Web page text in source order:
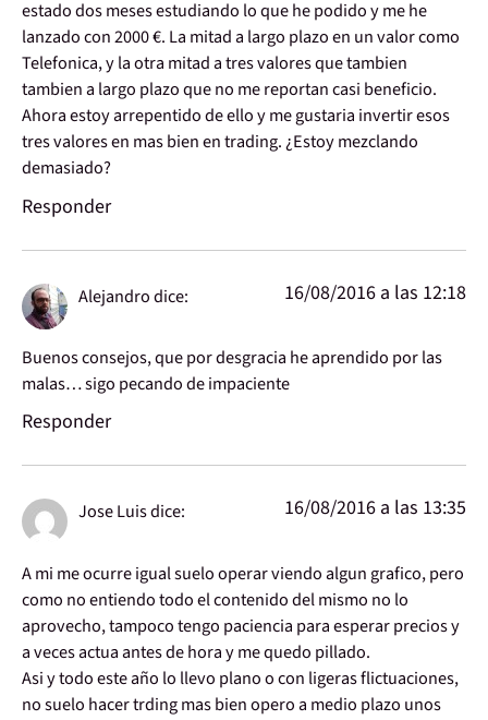
estado dos meses estudiando lo que he podido y me he
lanzado con 2000 €. La mitad a largo plazo en un valor como
Telefonica, y la otra mitad a tres valores que tambien
tambien a largo plazo que no me reportan casi beneficio.
Ahora estoy arrepentido de ello y me gustaria invertir esos
tres valores en mas bien en trading. ¿Estoy mezclando
demasiado?
Responder
Alejandrodice: 16/08/2016 a las 12:18
Buenos consejos, que por desgracia he aprendido por las
malas… sigo pecando de impaciente
Responder
Jose Luisdice: 16/08/2016 a las 13:35
A mi me ocurre igual suelo operar viendo algun grafico, pero
como no entiendo todo el contenido del mismo no lo
aprovecho, tampoco tengo paciencia para esperar precios y
a veces actua antes de hora y me quedo pillado.
Asi y todo este año lo llevo plano o con ligeras flictuaciones,
no suelo hacer trding mas bien opero a medio plazo unos